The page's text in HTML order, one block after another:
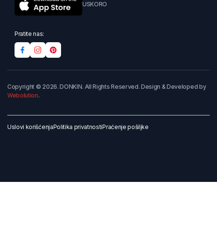
USKORO
Pratite nas:
Copyright © 2026. DONKIN. All Rights Reserved. Design & Developed by
Webolution.
Uslovi korišćenjaPolitika privatnostiPraćenje pošiljke